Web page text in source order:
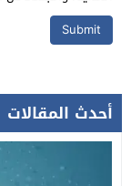
أحدث المقالات